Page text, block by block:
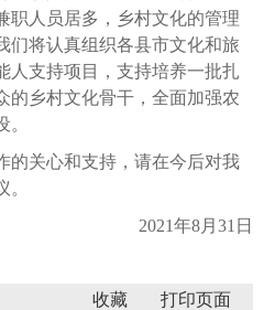
职人员居多，乡村文化的管理
们将认真组织各县市文化和旅
人支持项目，支持培养一批扎
的乡村文化骨干，全面加强农
的关心和支持，请在今后对我
2021年8月31日
收藏